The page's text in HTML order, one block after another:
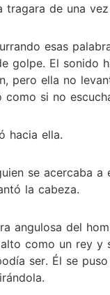
tragara de una
esas
golpe. El sonido
pero ella no
como si no
hacia ella.
se acercaba a
la cabeza.
angulosa del
como un rey y
ser. Él se